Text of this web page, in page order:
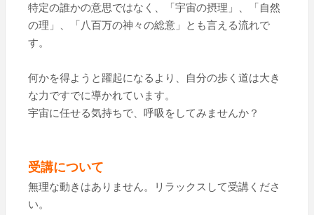
特定の誰かの意思ではなく、「宇宙の摂理」、「自然
の理」、「八百万の神々の総意」とも言える流れで
す。
何かを得ようと躍起になるより、自分の歩く道は大き
な力ですでに導かれています。
宇宙に任せる気持ちで、呼吸をしてみませんか？
受講について
無理な動きはありません。リラックスして受講くださ
い。